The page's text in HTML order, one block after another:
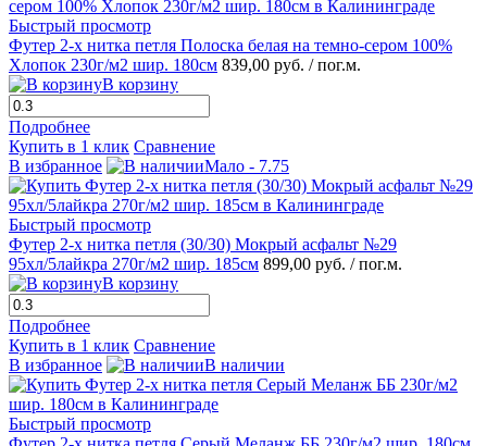
Быстрый просмотр
Футер 2-х нитка петля Полоска белая на темно-сером 100%
Хлопок 230г/м2 шир. 180см 839,00 руб. / пог.м.
В корзину
Подробнее
Купить в 1 клик Сравнение
В избранное
Мало - 7.75
Быстрый просмотр
Футер 2-х нитка петля (30/30) Мокрый асфальт №29
95хл/5лайкра 270г/м2 шир. 185см 899,00 руб. / пог.м.
В корзину
Подробнее
Купить в 1 клик Сравнение
В избранное
В наличии
Быстрый просмотр